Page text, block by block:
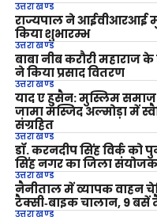
उत्तराखण्ड
राज्यपाल ने आईवीआरआई
किया शुभारम्भ
उत्तराखण्ड
बाबा नीब करौरी महाराज
ने किया प्रसाद वितरण
उत्तराखण्ड
याद ए हुसैन: मुस्लिम
जामा मस्जिद अल्मोड़ा में
संग्रहित
उत्तराखण्ड
डॉ. करनदीप सिंह विर्क को
सिंह नगर का जिला
उत्तराखण्ड
नैनीताल में व्यापक वाहन
टैक्सी‑बाइक चालान, 9 बसें
उत्तराखण्ड